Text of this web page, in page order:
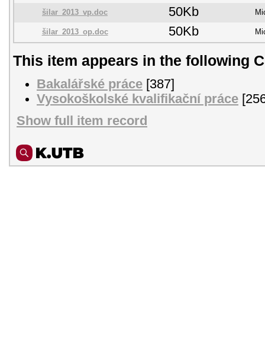
šilar_2013_vp.doc 50Kb
šilar_2013_op.doc 50Kb
This item appears in the following
Bakalářské práce [387]
Vysokoškolské kvalifikační práce
Show full item record